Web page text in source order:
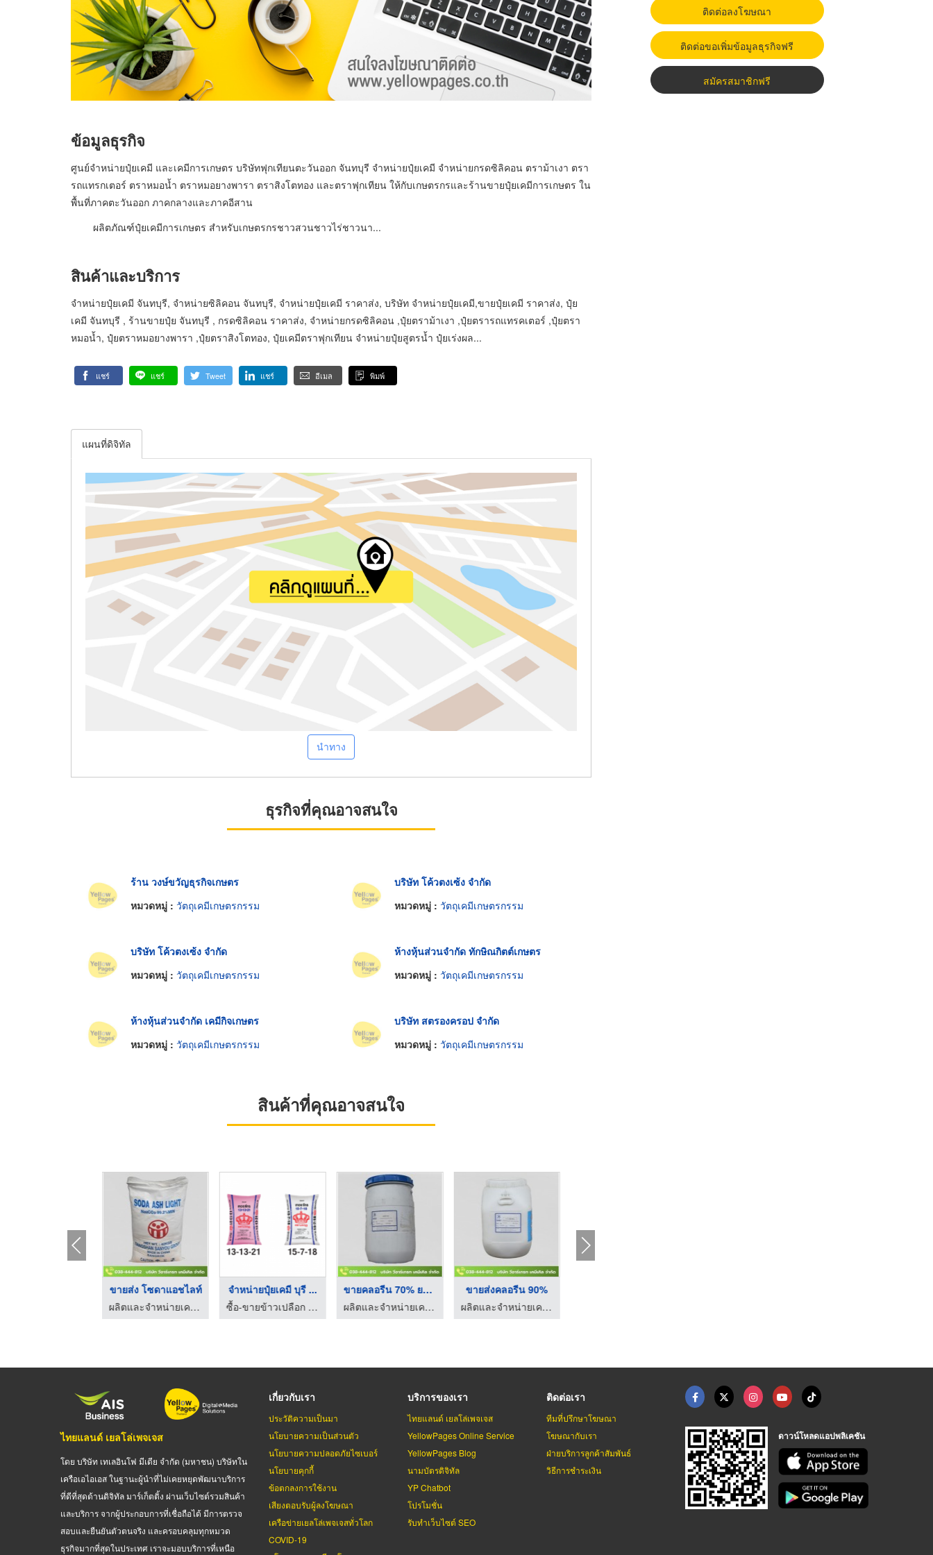
ข้อมูลธุรกิจ
ศูนย์จำหน่ายปุ๋ยเคมี และเคมีการเกษตร บริษัทฟุกเทียนตะวันออก จันทบุรี จำหน่ายปุ๋ยเคมี จำหน่ายกรดซิลิคอน ตราม้าเงา ตรา
รถแทรกเตอร์ ตราหมอน้ำ ตราหมอยางพารา ตราสิงโตทอง และตราฟุกเทียน ให้กับเกษตรกรและร้านขายปุ๋ยเคมีการเกษตร ใน
พื้นที่ภาคตะวันออก ภาคกลางและภาคอีสาน
ผลิตภัณฑ์ปุ๋ยเคมีการเกษตร สำหรับเกษตรกรชาวสวนชาวไร่ชาวนา...
สินค้าและบริการ
จำหน่ายปุ๋ยเคมี จันทบุรี, จำหน่ายซิลิคอน จันทบุรี, จำหน่ายปุ๋ยเคมี ราคาส่ง, บริษัท จำหน่ายปุ๋ยเคมี,ขายปุ๋ยเคมี ราคาส่ง, ปุ๋ย
เคมี จันทบุรี , ร้านขายปุ๋ย จันทบุรี , กรดซิลิคอน ราคาส่ง, จำหน่ายกรดซิลิคอน ,ปุ๋ยตราม้าเงา ,ปุ๋ยตรารถแทรคเตอร์ ,ปุ๋ยตรา
หมอน้ำ, ปุ๋ยตราหมอยางพารา ,ปุ๋ยตราสิงโตทอง, ปุ๋ยเคมีตราฟุกเทียน จำหน่ายปุ๋ยสูตรน้ำ ปุ๋ยเร่งผล...
แชร์ แชร์ Tweet แชร์ อีเมล พิมพ์
แผนที่ดิจิทัล
นำทาง
ธุรกิจที่คุณอาจสนใจ
ร้าน วงษ์ขวัญธุรกิจเกษตร
หมวดหมู่ : วัตถุเคมีเกษตรกรรม
บริษัท โค้วตงเซ้ง จำกัด
หมวดหมู่ : วัตถุเคมีเกษตรกรรม
บริษัท โค้วตงเซ้ง จำกัด
หมวดหมู่ : วัตถุเคมีเกษตรกรรม
ห้างหุ้นส่วนจำกัด ทักษิณกิตต์เกษตร
หมวดหมู่ : วัตถุเคมีเกษตรกรรม
ห้างหุ้นส่วนจำกัด เคมีกิจเกษตร
หมวดหมู่ : วัตถุเคมีเกษตรกรรม
บริษัท สตรองครอป จำกัด
หมวดหมู่ : วัตถุเคมีเกษตรกรรม
สินค้าที่คุณอาจสนใจ
ขายส่ง โซดาแอชไลท์
ผลิตและจำหน่ายเคมีภัณฑ์ระบบ Boiler ระบบ RO
จำหน่ายปุ๋ยเคมี บุรี ...
ซื้อ-ขายข้าวเปลือก ปุ๋ยเคมี บุรีรัมย์โชคศักดิ์ชัย
ขายคลอรีน 70% ยกถัง
ผลิตและจำหน่ายเคมีภัณฑ์ระบบ Boiler ระบบ RO
ขายส่งคลอรีน 90%
ผลิตและจำหน่ายเคมีภัณฑ์ระบบ Boiler ระบบ RO
ติดต่อลงโฆษณา
ติดต่อขอเพิ่มข้อมูลธุรกิจฟรี
สมัครสมาชิกฟรี
ไทยแลนด์ เยลโล่เพจเจส
โดย บริษัท เทเลอินโฟ มีเดีย จำกัด (มหาชน) บริษัทใน
เครือเอไอเอส ในฐานะผู้นำที่ไม่เคยหยุดพัฒนาบริการ
ที่ดีที่สุดด้านดิจิทัล มาร์เก็ตติ้ง ผ่านเว็บไซต์รวมสินค้า
และบริการ จากผู้ประกอบการที่เชื่อถือได้ มีการตรวจ
สอบและยืนยันตัวตนจริง และครอบคลุมทุกหมวด
ธุรกิจมากที่สุดในประเทศ เราจะมอบบริการที่เหนือ
เกี่ยวกับเรา
ประวัติความเป็นมา
นโยบายความเป็นส่วนตัว
นโยบายความปลอดภัยไซเบอร์
นโยบายคุกกี้
ข้อตกลงการใช้งาน
เสียงตอบรับผู้ลงโฆษณา
เครือข่ายเยลโล่เพจเจสทั่วโลก
COVID-19
บริการของเรา
ไทยแลนด์ เยลโล่เพจเจส
YellowPages Online Service
YellowPages Blog
นามบัตรดิจิทัล
YP Chatbot
โปรโมชั่น
รับทำเว็บไซต์ SEO
ติดต่อเรา
ทีมที่ปรึกษาโฆษณา
โฆษณากับเรา
ฝ่ายบริการลูกค้าสัมพันธ์
วิธีการชำระเงิน
ดาวน์โหลดแอปพลิเคชัน